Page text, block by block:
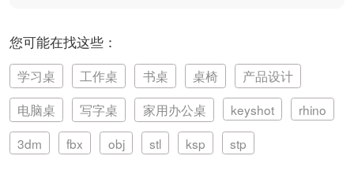
您可能在找这些：
学习桌 工作桌 书桌 桌椅
产品设计
电脑桌
写字桌 家用办公桌 keyshot
rhino
3dm
fbx obj stl ksp stp